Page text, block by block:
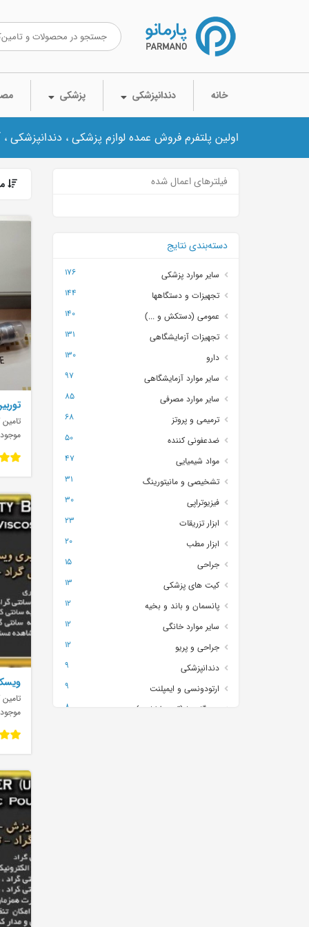
خانه دندانپزشکی پزشکی
اولین پلتفرم فروش عمده لوازم پزشکی ، دندانپزشکی
فیلترهای اعمال شده
دسته‌بندی نتایج
سایر موارد پزشکی
176
تجهیزات و دستگاهها
144
عمومی (دستکش و ...)
140
تجهیزات آزمایشگاهی
131
دارو
130
سایر موارد آزمایشگاهی
97
سایر موارد مصرفی
85
ترمیمی و پروتز
68
ضدعفونی کننده
50
مواد شیمیایی
47
تشخیصی و مانیتورینگ
31
فیزیوتراپی
30
ابزار تزریقات
23
ابزار مطب
20
جراحی
15
کیت های پزشکی
13
پانسمان و باند و بخیه
12
سایر موارد خانگی
12
جراحی و پریو
12
دندانپزشکی
9
ارتودونسی و ایمپلنت
9
دستگاه ها (قند وفشارو..)
8